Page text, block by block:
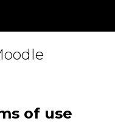
of use